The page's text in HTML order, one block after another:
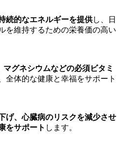
続的なエネルギーを提供し、日
を維持するための栄養価の高い
マグネシウムなどの必須ビタミ
、全体的な健康と幸福をサポート
げ、心臓病のリスクを減少させ
をサポート します。